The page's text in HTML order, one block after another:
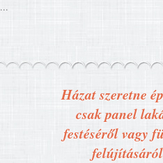
...
Házat szeretne
csak panel
festéséről vagy